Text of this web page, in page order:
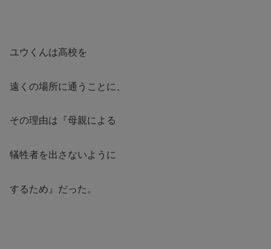
ユウくんは高校を
遠くの場所に通うことに、
その理由は『母親による
犠牲者を出さないように
するため』だった。